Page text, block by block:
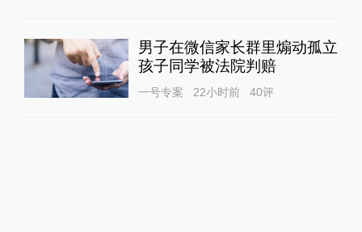
男子在微信家长群里煽动孤立
孩子同学被法院判赔
一号专案 22小时前 40评